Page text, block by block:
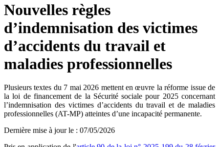
Nouvelles règles
d’indemnisation des victimes
d’accidents du travail et
maladies professionnelles
Plusieurs textes du 7 mai 2026 mettent en œuvre la réforme issue de
la loi de financement de la Sécurité sociale pour 2025 concernant
l’indemnisation des victimes d’accidents du travail et de maladies
professionnelles (AT-MP) atteintes d’une incapacité permanente.
Dernière mise à jour le : 07/05/2026